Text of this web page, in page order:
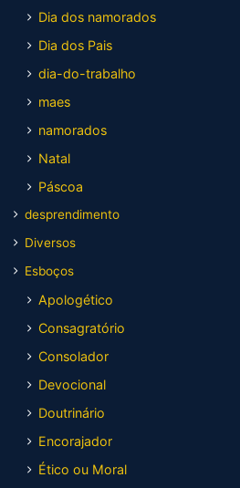
Dia dos namorados
Dia dos Pais
dia-do-trabalho
maes
namorados
Natal
Páscoa
desprendimento
Diversos
Esboços
Apologético
Consagratório
Consolador
Devocional
Doutrinário
Encorajador
Ético ou Moral